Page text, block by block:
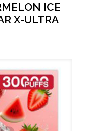
ICE
X-ULTRA